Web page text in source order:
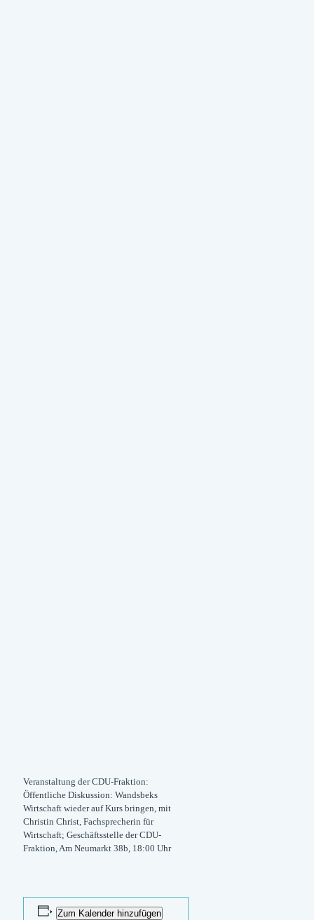
Veranstaltung der CDU-Fraktion:
Öffentliche Diskussion: Wandsbeks
Wirtschaft wieder auf Kurs bringen, mit
Christin Christ, Fachsprecherin für
Wirtschaft; Geschäftsstelle der CDU-
Fraktion, Am Neumarkt 38b, 18:00 Uhr
Zum Kalender hinzufügen